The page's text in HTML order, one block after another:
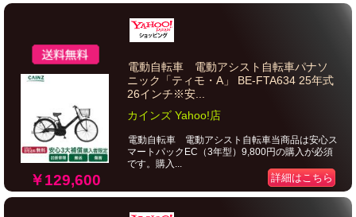
￥129,600
電動自転車 電動アシスト自転車パナソ
ニック「ティモ・A」 BE-FTA634 25年式
26インチ※安...
カインズ Yahoo!店
電動自転車 電動アシスト自転車当商品は安心ス
マートパックEC（3年型）9,800円の購入が必須
です。購入...
詳細はこちら